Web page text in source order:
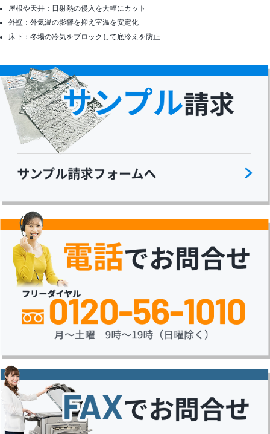
屋根や天井：日射熱の侵入を大幅にカット
外壁：外気温の影響を抑え室温を安定化
床下：冬場の冷気をブロックして底冷えを防止